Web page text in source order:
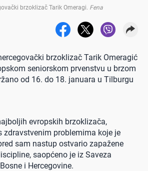
brzoklizač Tarik Omeragi. Fena
brzoklizač Tarik Omeragić
seniorskom prvenstvu u brzom
od 16. do 18. januara u Tilburgu
evropskih brzoklizača,
zdravstvenim problemima koje je
sam nastup ostvario zapažene
saopćeno je iz Saveza
i Hercegovine.